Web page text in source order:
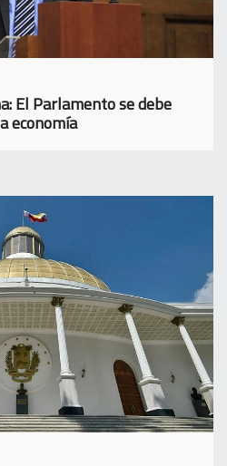
El Parlamento se debe
economía